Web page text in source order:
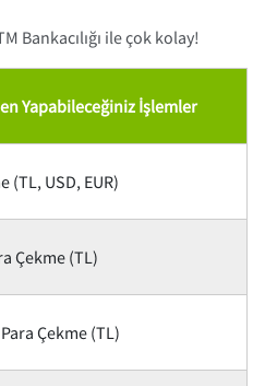
Bankacılığı ile çok kolay!
Yapabileceğiniz İşlemler
(TL, USD, EUR)
Çekme (TL)
Çekme (TL)